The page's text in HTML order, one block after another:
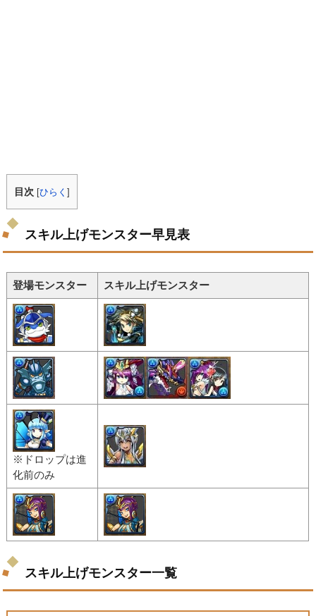
目次 [ひらく]
スキル上げモンスター早見表
登場モンスター スキル上げモンスター
※ドロップは進
化前のみ
スキル上げモンスター一覧